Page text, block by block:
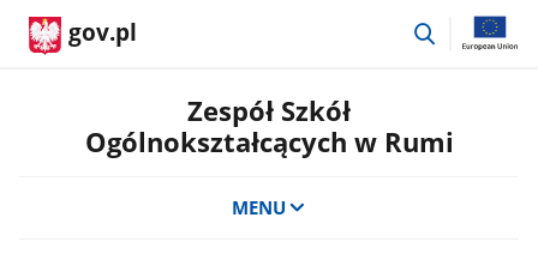
gov.pl
przejdź
Zespół Szkół
Ogólnokształcących w Rumi
MENU